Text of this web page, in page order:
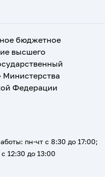
бюджетное
высшего
Министерства
Федерации
пн-чт с 8:30 до 17:00;
12:30 до 13:00